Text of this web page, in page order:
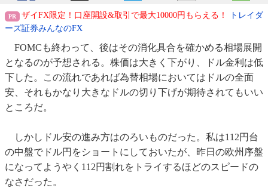
ザイFX限定！口座開設&取引で最大10000円もらえる！
トレイダ
ーズ証券みんなのFX
FOMCも終わって、後はその消化具合を確かめる相場展開
となるのが予想される。株価は大きく下がり、ドル金利は低
下した。この流れであれば為替相場においてはドルの全面
安、それもかなり大きなドルの切り下げが期待されてもいい
ところだ。
しかしドル安の進み方はのろいものだった。私は112円台
の中盤でドル円をショートにしておいたが、昨日の欧州序盤
になってようやく112円割れをトライするほどのスピードの
なさだった。